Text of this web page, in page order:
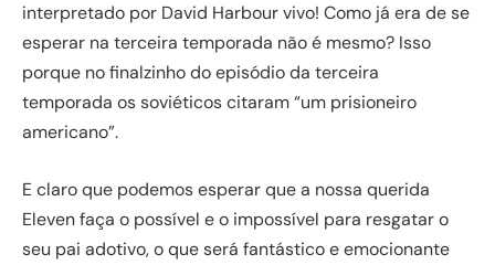
interpretado por David Harbour vivo! Como já era de se
esperar na terceira temporada não é mesmo? Isso
porque no finalzinho do episódio da terceira
temporada os soviéticos citaram “um prisioneiro
americano”.
E claro que podemos esperar que a nossa querida
Eleven faça o possível e o impossível para resgatar o
seu pai adotivo, o que será fantástico e emocionante